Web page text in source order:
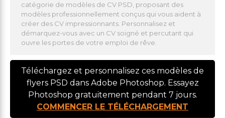
catégorie de modèles de CV PSD, proposant des
modèles professionnellement conçus qui vous aident à
créer des CV impressionnants. Personnalisez et
démarquez-vous avec un CV soigné et percutant qui
ouvre les portes de votre emploi de rêve.
Téléchargez et personnalisez ces modèles de
flyers PSD dans Adobe Photoshop. Essayez
Photoshop gratuitement pendant 7 jours.
COMMENCER LE TÉLÉCHARGEMENT